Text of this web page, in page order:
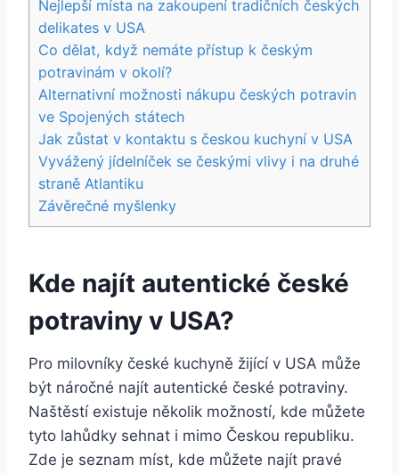
Nejlepší místa na zakoupení tradičních českých
delikates v USA
Co dělat, když nemáte přístup k českým
potravinám v okolí?
Alternativní možnosti nákupu českých potravin
ve Spojených státech
Jak zůstat v kontaktu s českou kuchyní v USA
Vyvážený jídelníček se českými vlivy i na druhé
straně Atlantiku
Závěrečné myšlenky
Kde najít autentické české
potraviny v USA?
Pro milovníky české kuchyně žijící v USA může
být náročné najít autentické české potraviny.
Naštěstí existuje několik možností, kde můžete
tyto lahůdky sehnat i mimo Českou republiku.
Zde je seznam míst, kde můžete najít pravé